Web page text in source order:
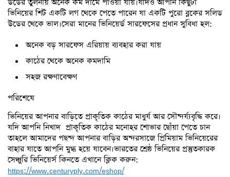
উডের তুলনায় অনেক কম দামে পাওয়া যায়।যদিও আপনি কিছুটা
ভিনিয়ের শিট একটি লগ থেকে পেতে পারেন যা একটি পুরো ব্লকের সলিড
উডের থেকে ভাল।সেরা মানের ভিনিয়ের্ড সারফেসের প্রধান সুবিধা হল:
অনেক বড় সারফেস এরিয়ায় ব্যবহার করা যায়
কাঠের থেকে অনেক কমদামি
সহজ রক্ষণাবেক্ষণ
পরিশেষে
ভিনিয়ের আপনার বাড়িতে প্রাকৃতিক কাঠের মাধুর্য আর সৌন্দর্য্যবৃদ্ধি করে।
যদি আপনি নিখাদ প্রাকৃতিক কাঠের মনোহর শোভার ছোঁয়া পেতে চান
তাহলে আমাদের পছন্দ আপনার বাড়ির অন্দরসাজে প্রিমিয়াম ভিনিয়েরের
বাহার যাতে আপনি মুগ্ধ হয়ে যাবেন।ভারতের শ্রেষ্ঠ ভিনিয়ের প্রস্তুতকারক
সেঞ্চুরি ভিনিয়ের্স কিনতে এখানে ক্লিক করুন:
https://www.centuryply.com/eshop/